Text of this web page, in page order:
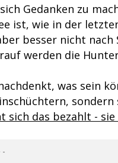
Gedanken zu
ist, wie in der
besser nicht nach
werden die
was sein
sich das bezahlt -
-